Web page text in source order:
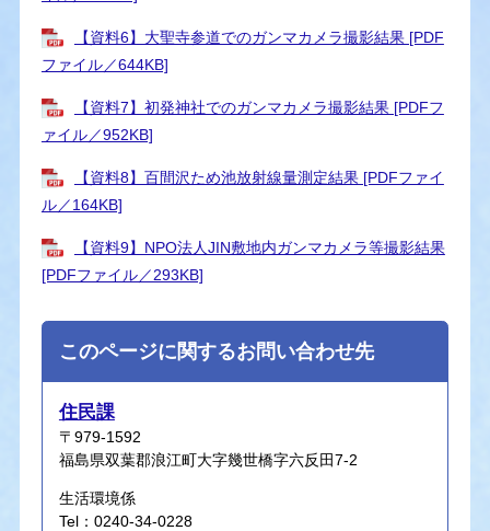
【資料6】大聖寺参道でのガンマカメラ撮影結果 [PDF
ファイル／644KB]
【資料7】初発神社でのガンマカメラ撮影結果 [PDFフ
ァイル／952KB]
【資料8】百間沢ため池放射線量測定結果 [PDFファイ
ル／164KB]
【資料9】NPO法人JIN敷地内ガンマカメラ等撮影結果
[PDFファイル／293KB]
このページに関するお問い合わせ先
住民課
〒979-1592
福島県双葉郡浪江町大字幾世橋字六反田7-2
生活環境係
Tel：0240-34-0228